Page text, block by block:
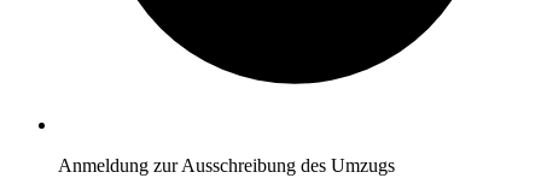
Anmeldung zur Ausschreibung des Umzugs